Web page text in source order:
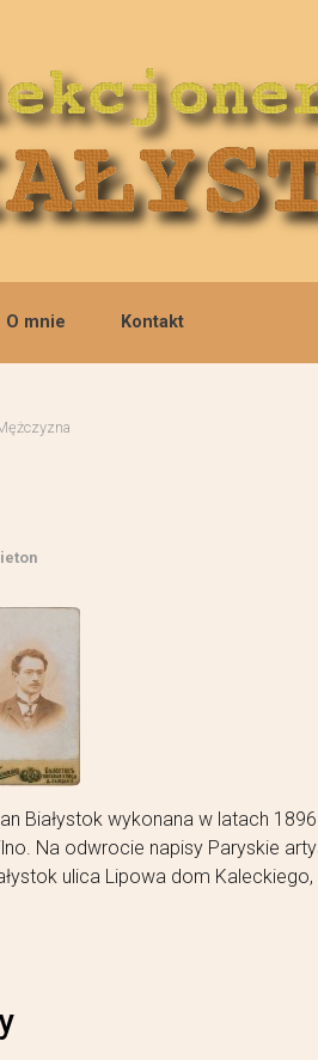
O mnie Kontakt
Białystok wykonana w latach
Na odwrocie napisy Paryskie
ulica Lipowa dom